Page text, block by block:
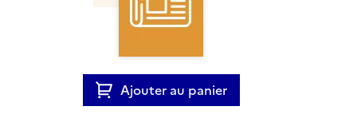
Ajouter au panier